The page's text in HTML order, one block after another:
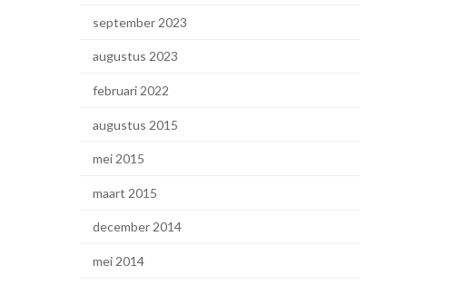
september 2023
augustus 2023
februari 2022
augustus 2015
mei 2015
maart 2015
december 2014
mei 2014